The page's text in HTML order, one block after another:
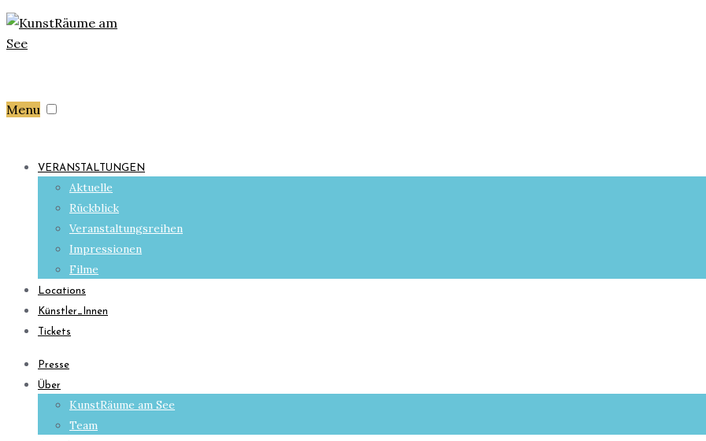
Menu
VERANSTALTUNGEN
Aktuelle
Rückblick
Veranstaltungsreihen
Impressionen
Filme
Locations
Künstler_Innen
Tickets
Presse
Über
KunstRäume am See
Team